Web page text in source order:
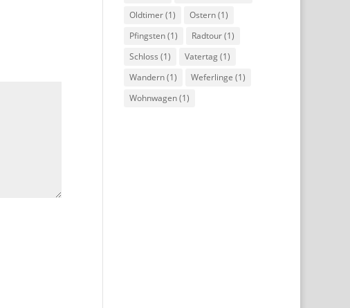
Oldtimer(1) Ostern(1)
Pfingsten(1) Radtour(1)
Schloss (1) Vatertag(1)
Wandern(1) Weferlinge (1)
Wohnwagen(1)